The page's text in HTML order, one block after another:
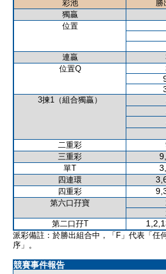
彩池 勝
獨贏
位置
連贏
位置Q
3揀1（組合獨贏）
二重彩
三重彩
單T
四連環
四重彩
第六口孖寶
第二口孖T
派彩備註：於勝出組合中，「F」代表「任
序」。
競賽事件報告